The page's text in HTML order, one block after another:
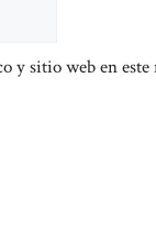
y sitio web en